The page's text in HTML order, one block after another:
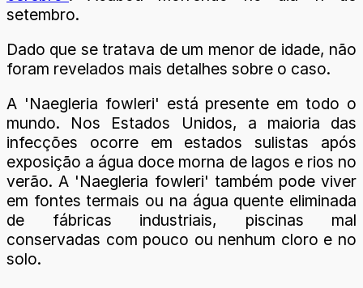
setembro.
Dado que se tratava de um menor de idade, não
foram revelados mais detalhes sobre o caso.
A 'Naegleria fowleri' está presente em todo o
mundo. Nos Estados Unidos, a maioria das
infecções ocorre em estados sulistas após
exposição a água doce morna de lagos e rios no
verão. A 'Naegleria fowleri' também pode viver
em fontes termais ou na água quente eliminada
de fábricas industriais, piscinas mal
conservadas com pouco ou nenhum cloro e no
solo.